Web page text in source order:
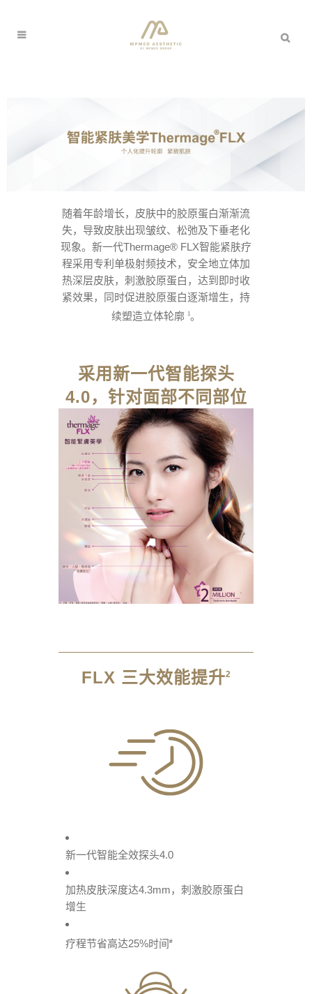
随着年龄增长，皮肤中的胶原蛋白渐渐流
失，导致皮肤出现皱纹、松弛及下垂老化
现象。新一代Thermage® FLX智能紧肤疗
程采用专利单极射频技术，安全地立体加
热深层皮肤，刺激胶原蛋白，达到即时收
紧效果，同时促进胶原蛋白逐渐增生，持
续塑造立体轮廓 1。
采用新一代智能探头
4.0，针对面部不同部位
FLX 三大效能提升2
新一代智能全效探头4.0
加热皮肤深度达4.3mm， 刺激胶原蛋白
增生
疗程节省高达25%时间 #